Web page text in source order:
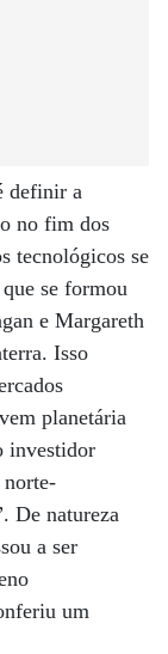
definir a
no fim dos
tecnológicos se
se formou
e Margareth
Isso
planetária
investidor
norte-
De natureza
a ser
um